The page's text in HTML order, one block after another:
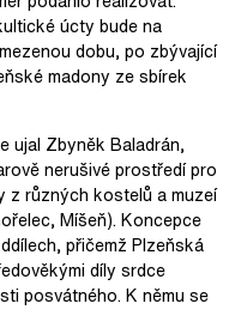
úcty bude na
dobu, po zbývající
madony ze sbírek
ujal Zbyněk Baladrán,
nerušivé prostředí pro
z různých kostelů a muzeí
Míšeň). Koncepce
přičemž Plzeňská
díly srdce
posvátného. K němu se